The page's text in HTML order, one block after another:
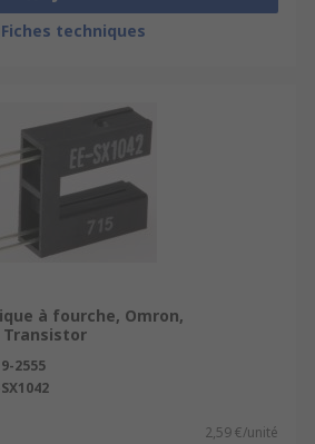
Fiches techniques
à fourche, Omron,
Transistor
2555
2,59 €/unité